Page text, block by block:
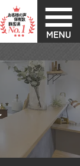
MENU